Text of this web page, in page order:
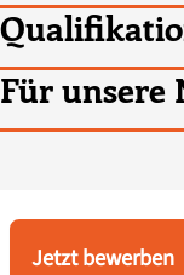
Für unsere
Jetzt bewerben